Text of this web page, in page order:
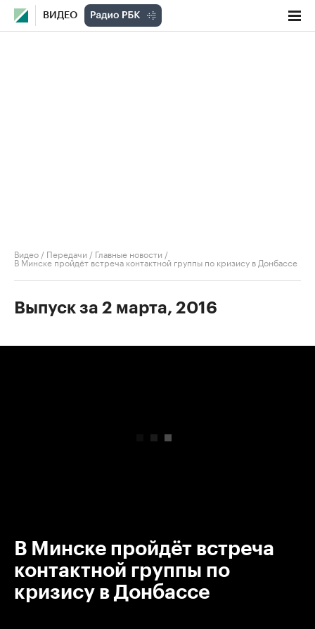
ВИДЕО
Видео / Передачи / Главные новости /
В Минске пройдёт встреча контактной группы по кризису в Донбассе
Выпуск за 2 марта, 2016
В Минске пройдёт встреча
контактной группы по
кризису в Донбассе